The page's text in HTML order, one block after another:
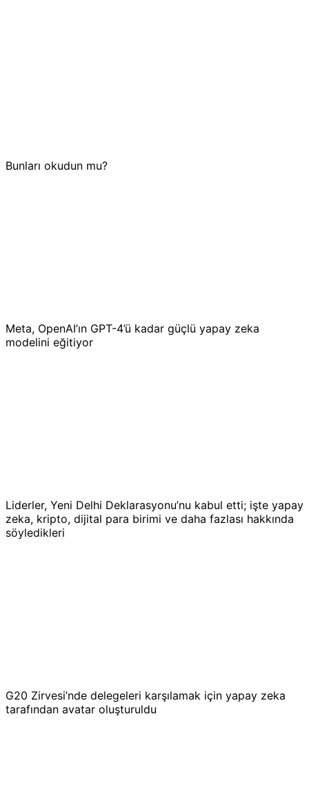
Bunları okudun mu?
Meta, OpenAI’ın GPT-4’ü kadar güçlü yapay zeka
modelini eğitiyor
Liderler, Yeni Delhi Deklarasyonu’nu kabul etti; işte yapay
zeka, kripto, dijital para birimi ve daha fazlası hakkında
söyledikleri
G20 Zirvesi’nde delegeleri karşılamak için yapay zeka
tarafından avatar oluşturuldu